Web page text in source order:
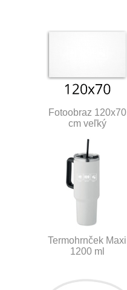
Fotoobraz 120x70
cm veľký
Termohrnček Maxi
1200 ml